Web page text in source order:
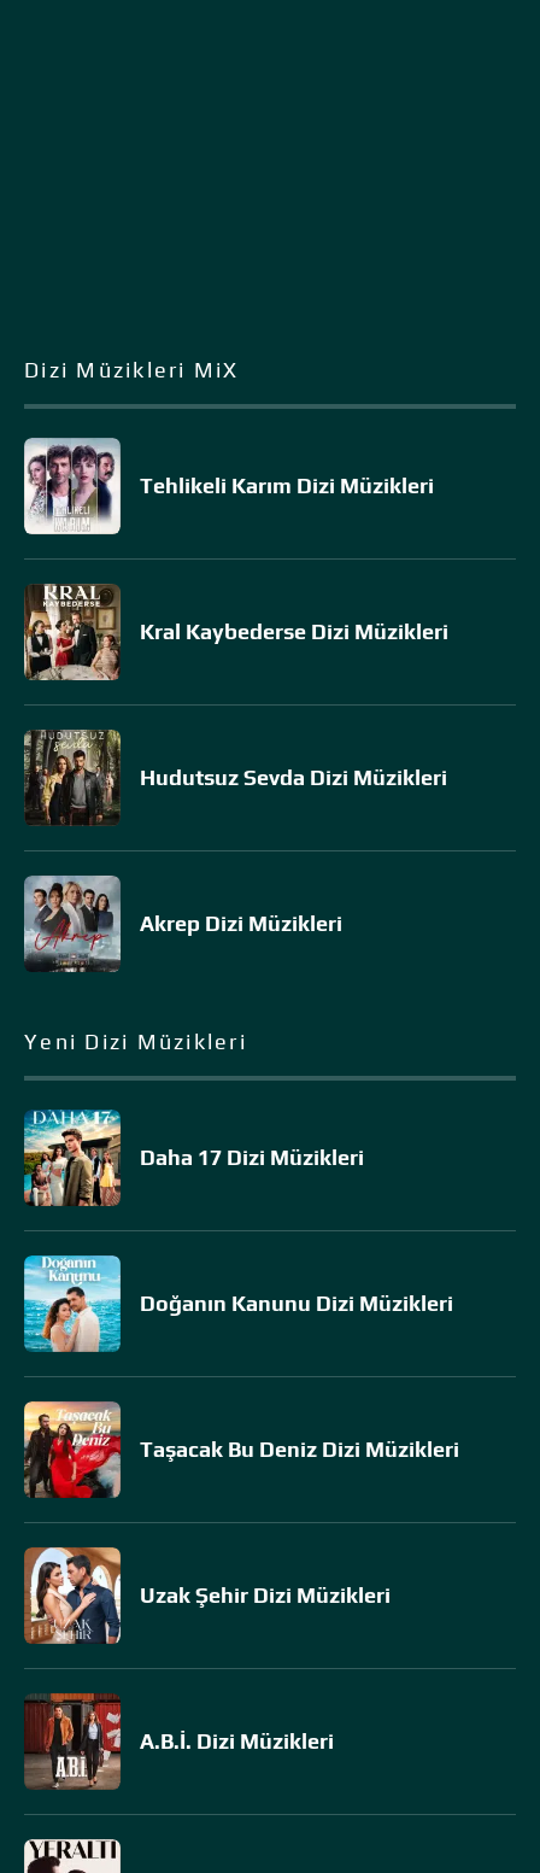
Dizi Müzikleri MiX
Tehlikeli Karım Dizi Müzikleri
Kral Kaybederse Dizi Müzikleri
Hudutsuz Sevda Dizi Müzikleri
Akrep Dizi Müzikleri
Yeni Dizi Müzikleri
Daha 17 Dizi Müzikleri
Doğanın Kanunu Dizi Müzikleri
Taşacak Bu Deniz Dizi Müzikleri
Uzak Şehir Dizi Müzikleri
A.B.İ. Dizi Müzikleri